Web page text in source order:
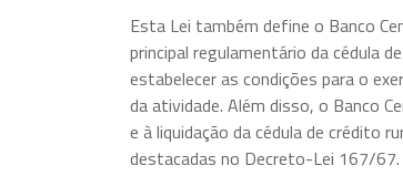
Esta Lei também define o Banco
principal regulamentário da cédula
estabelecer as condições para o
da atividade. Além disso, o Banco
e à liquidação da cédula de crédito
destacadas no Decreto-Lei 167/67.